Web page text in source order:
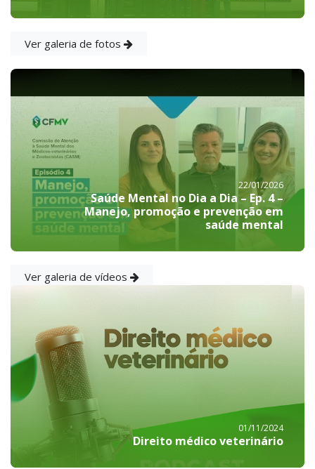
Ver galeria de fotos
22/01/2026
Saúde Mental no Dia a Dia – Ep. 4 –
Manejo, promoção e prevenção em
saúde mental
Ver galeria de vídeos
01/11/2024
Direito médico veterinário